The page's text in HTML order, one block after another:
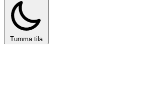
Tumma tila